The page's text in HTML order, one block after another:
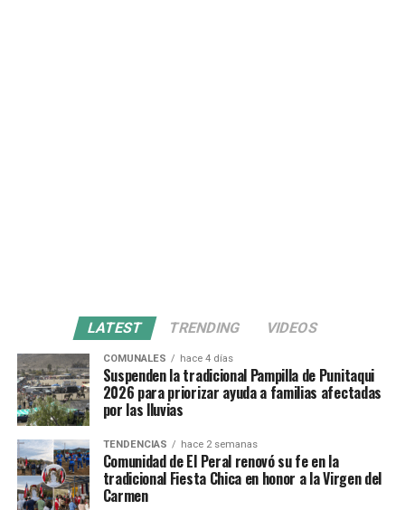
LATEST TRENDING VIDEOS
COMUNALES hace 4 días
Suspenden la tradicional Pampilla de Punitaqui
2026 para priorizar ayuda a familias afectadas
por las lluvias
TENDENCIAS hace 2 semanas
Comunidad de El Peral renovó su fe en la
tradicional Fiesta Chica en honor a la Virgen del
Carmen